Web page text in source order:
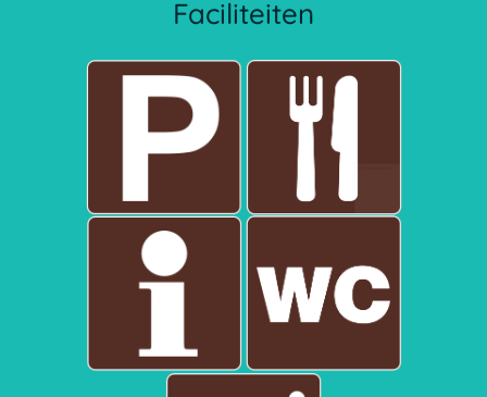
Faciliteiten